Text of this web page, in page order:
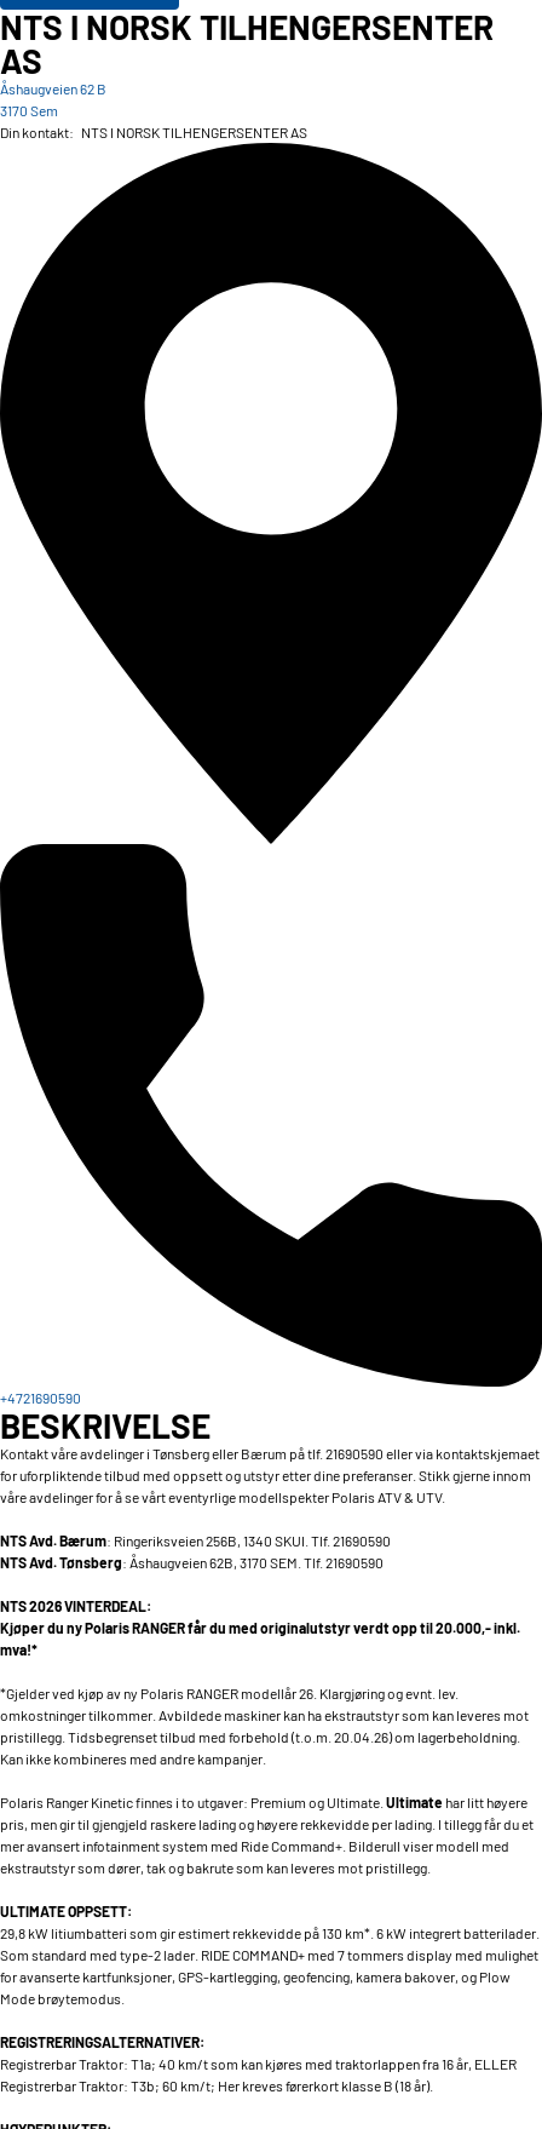
NTS I NORSK TILHENGERSENTER
AS
Åshaugveien 62 B
3170 Sem
Din kontakt: NTS I NORSK TILHENGERSENTER AS
+4721690590
BESKRIVELSE
Kontakt våre avdelinger i Tønsberg eller Bærum på tlf. 21690590 eller via kontaktskjemaet
for uforpliktende tilbud med oppsett og utstyr etter dine preferanser. Stikk gjerne innom
våre avdelinger for å se vårt eventyrlige modellspekter Polaris ATV & UTV.
NTS Avd. Bærum: Ringeriksveien 256B, 1340 SKUI. Tlf. 21690590
NTS Avd. Tønsberg: Åshaugveien 62B, 3170 SEM. Tlf. 21690590
NTS 2026 VINTERDEAL:
Kjøper du ny Polaris RANGER får du med originalutstyr verdt opp til 20.000,- inkl.
mva!*
*Gjelder ved kjøp av ny Polaris RANGER modellår 26. Klargjøring og evnt. lev.
omkostninger tilkommer. Avbildede maskiner kan ha ekstrautstyr som kan leveres mot
pristillegg. Tidsbegrenset tilbud med forbehold (t.o.m. 20.04.26) om lagerbeholdning.
Kan ikke kombineres med andre kampanjer.
Polaris Ranger Kinetic finnes i to utgaver: Premium og Ultimate. Ultimate har litt høyere
pris, men gir til gjengjeld raskere lading og høyere rekkevidde per lading. I tillegg får du et
mer avansert infotainment system med Ride Command+. Bilderull viser modell med
ekstrautstyr som dører, tak og bakrute som kan leveres mot pristillegg.
ULTIMATE OPPSETT:
29,8 kW litiumbatteri som gir estimert rekkevidde på 130 km*. 6 kW integrert batterilader.
Som standard med type-2 lader. RIDE COMMAND+ med 7 tommers display med mulighet
for avanserte kartfunksjoner, GPS-kartlegging, geofencing, kamera bakover, og Plow
Mode brøytemodus.
REGISTRERINGSALTERNATIVER:
Registrerbar Traktor: T1a; 40 km/t som kan kjøres med traktorlappen fra 16 år, ELLER
Registrerbar Traktor: T3b; 60 km/t; Her kreves førerkort klasse B (18 år).